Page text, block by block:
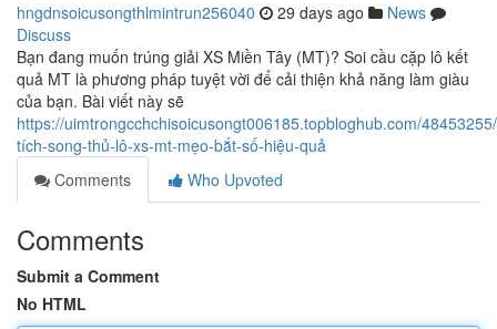
hngdnsoicusongthlmintrun256040 29 days ago
News
Discuss
Bạn đang muốn trúng giải XS Miền Tây (MT)? Soi cầu cặp lô kết
quả MT là phương pháp tuyệt vời để cải thiện khả năng làm giàu
của bạn. Bài viết này sẽ
https://uimtrongcchchisoicusongt006185.topbloghub.com/
tích-song-thủ-lô-xs-mt-mẹo-bắt-số-hiệu-quả
Comments
Who Upvoted
Comments
Submit a Comment
No HTML